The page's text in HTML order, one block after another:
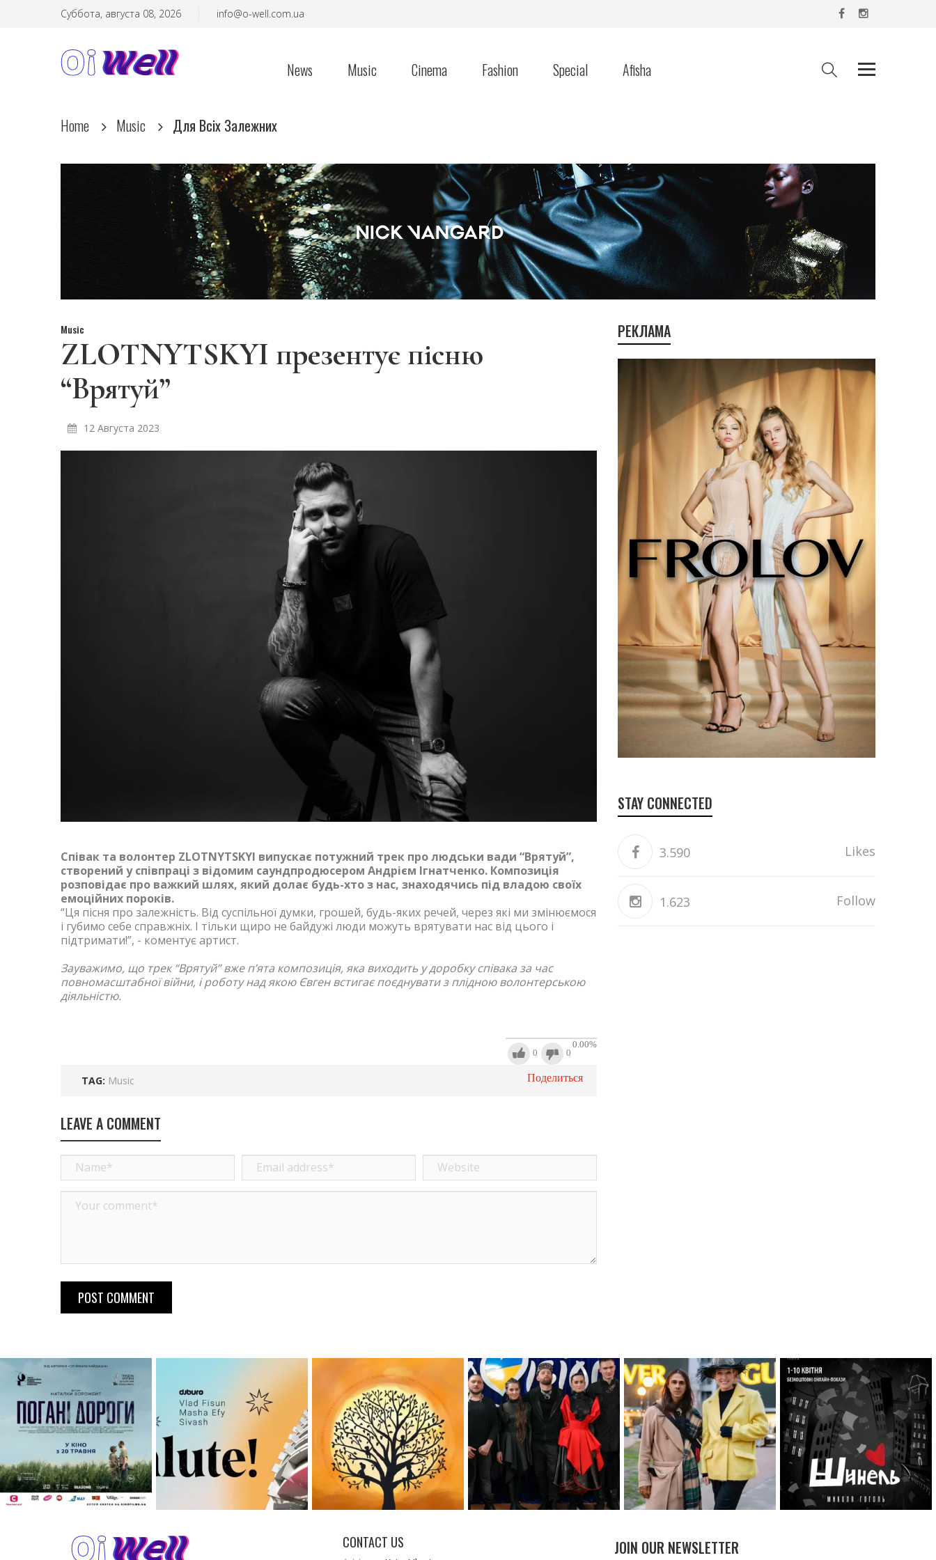
Суббота, августа 08, 2026 info@o-well.com.ua
News Music Cinema Fashion Special Afisha
Home Music Для Всіх Залежних
Music
ZLOTNYTSKYI презентує пісню
“Врятуй”
12 Августа 2023
Cпівак та волонтер ZLOTNYTSKYI випускає потужний трек про людськи вади “Врятуй”,
створений у співпраці з відомим саундпродюсером Андрієм Ігнатченко. Композиція
розповідає про важкий шлях, який долає будь-хто з нас, знаходячись під владою своїх
емоційних пороків.
“Ця пісня про залежність. Від суспільної думки, грошей, будь-яких речей, через які ми змінюємося
і губимо себе справжніх. І тільки щиро не байдужі люди можуть врятувати нас від цього і
підтримати!”, - коментує артист.
Зауважимо, що трек “Врятуй” вже п’ята композиція, яка виходить у доробку співака за час
повномасштабної війни, і роботу над якою Євген встигає поєднувати з плідною волонтерською
діяльністю.
0.00%
0
0
TAG: Music Поделиться
LEAVE A COMMENT
POST COMMENT
РЕКЛАМА
STAY CONNECTED
3.590 Likes
1.623 Follow
CONTACT US JOIN OUR NEWSLETTER